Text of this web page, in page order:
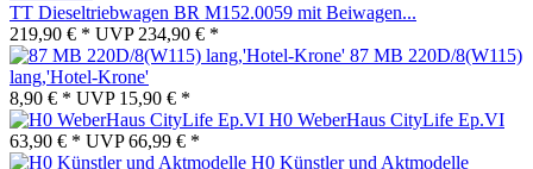
TT Dieseltriebwagen BR M152.0059 mit Beiwagen...
219,90 € * UVP 234,90 € *
87 MB 220D/8(W115)
lang,'Hotel-Krone'
8,90 € * UVP 15,90 € *
H0 WeberHaus CityLife Ep.VI
63,90 € * UVP66,99 € *
H0 Künstler und Aktmodelle